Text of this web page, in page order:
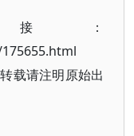
：
载请注明原始出